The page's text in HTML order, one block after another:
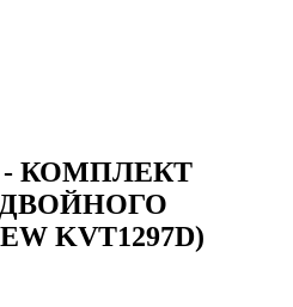
- КОМПЛЕКТ
KVT1297D)